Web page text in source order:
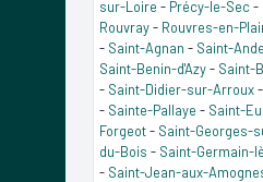
sur-Loire - Précy-le-Sec -
Rouvray- Rouvres-en-
- Saint-Agnan - Saint-
Saint-Benin-d'Azy- Saint-
- Saint-Didier-sur-Arroux-
- Sainte-Pallaye - Saint-
Forgeot- Saint-Georges-
du-Bois - Saint-Germain-
- Saint-Jean-aux-